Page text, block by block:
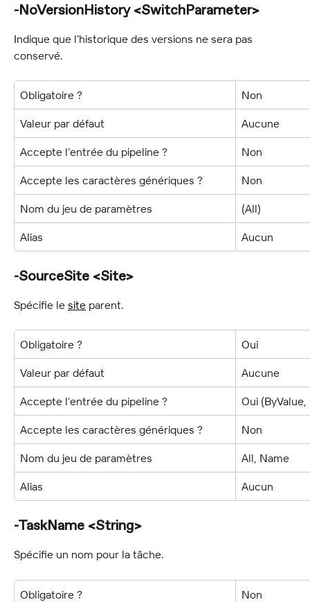
-NoVersionHistory <SwitchParameter>
Indique que l’historique des versions ne sera pas
conservé.
Obligatoire ? Non
Valeur par défaut Aucune
Accepte l’entrée du pipeline ? Non
Accepte les caractères génériques ? Non
Nom du jeu de paramètres (All)
Alias Aucun
-SourceSite <Site>
Spécifie le site parent.
Obligatoire ? Oui
Valeur par défaut Aucune
Accepte l’entrée du pipeline ? Oui
Accepte les caractères génériques ? Non
Nom du jeu de paramètres All, Name
Alias Aucun
-TaskName <String>
Spécifie un nom pour la tâche.
Obligatoire ? Non